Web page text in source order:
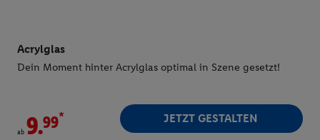
Acrylglas
Dein Moment hinter Acrylglas optimal in Szene gesetzt!
ab 9. * JETZT GESTALTEN